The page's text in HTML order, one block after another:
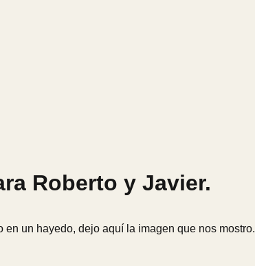
Roberto y Javier.
un hayedo, dejo aquí la imagen que nos mostro.